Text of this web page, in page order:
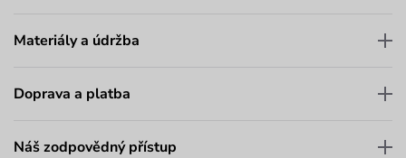
Materiály a údržba
Doprava a platba
Náš zodpovědný přístup